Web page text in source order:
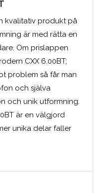
kvalitativ produkt på
är med rätta en
Om prislappen
CXX 6.00BT;
problem så får man
och själva
och unik utformning.
är en välgjord
unika delar faller